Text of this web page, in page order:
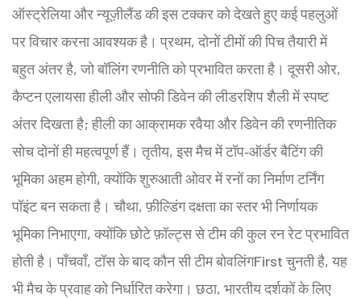
ऑस्ट्रेलिया और न्यूज़ीलैंड की इस टक्कर को देखते हुए कई पहलुओं
पर विचार करना आवश्यक है। प्रथम, दोनों टीमों की पिच तैयारी में
बहुत अंतर है, जो बॉलिंग रणनीति को प्रभावित करता है। दूसरी ओर,
कैप्टन एलायसा हीली और सोफी डिवेन की लीडरशिप शैली में स्पष्ट
अंतर दिखता है; हीली का आक्रामक रवैया और डिवेन की रणनीतिक
सोच दोनों ही महत्वपूर्ण हैं। तृतीय, इस मैच में टॉप‑ऑर्डर बैटिंग की
भूमिका अहम होगी, क्योंकि शुरुआती ओवर में रनों का निर्माण टर्निंग
पॉइंट बन सकता है। चौथा, फ़ील्डिंग दक्षता का स्तर भी निर्णायक
भूमिका निभाएगा, क्योंकि छोटे फ़ॉल्ट्स से टीम की कुल रन रेट प्रभावित
होती है। पाँचवाँ, टॉस के बाद कौन सी टीम बोवलिंगFirst चुनती है, यह
भी मैच के प्रवाह को निर्धारित करेगा। छठा, भारतीय दर्शकों के लिए